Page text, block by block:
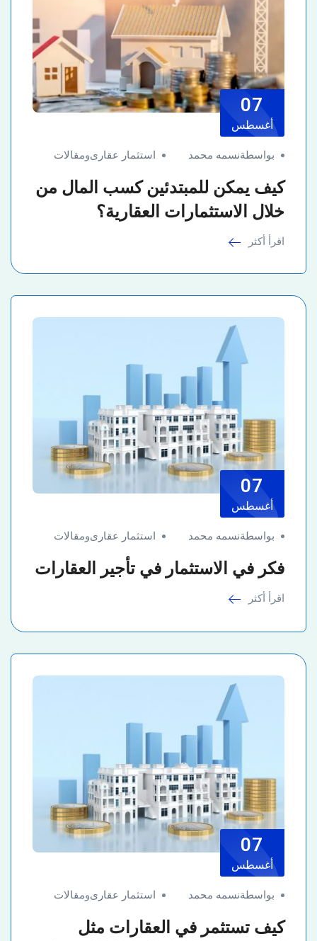
07
أغسطس
بواسطةنسمه محمد استثمار عقارىومقالات
كيف يمكن للمبتدئين كسب المال من
خلال الاستثمارات العقارية؟
اقرأ أكثر
07
أغسطس
بواسطةنسمه محمد استثمار عقارىومقالات
فكر في الاستثمار في تأجير العقارات
اقرأ أكثر
07
أغسطس
بواسطةنسمه محمد استثمار عقارىومقالات
كيف تستثمر في العقارات مثل